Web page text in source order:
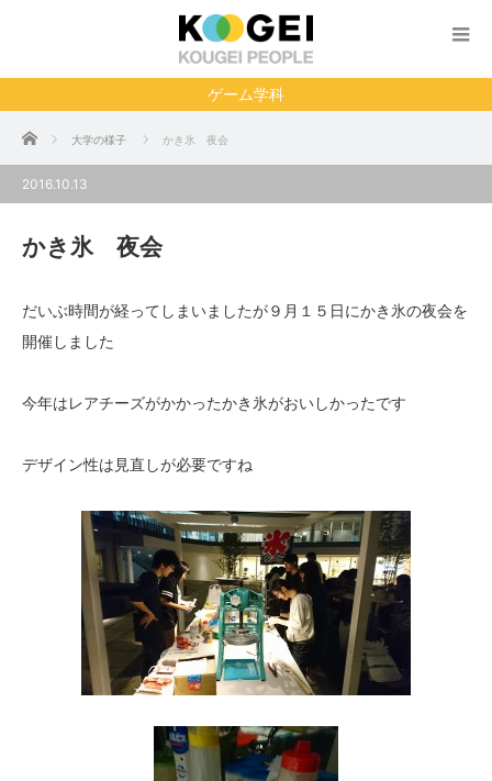
ゲーム学科
ホーム 大学の様子 かき氷 夜会
2016.10.13
かき氷 夜会
だいぶ時間が経ってしまいましたが９月１５日にかき氷の夜会を
開催しました
今年はレアチーズがかかったかき氷がおいしかったです
デザイン性は見直しが必要ですね